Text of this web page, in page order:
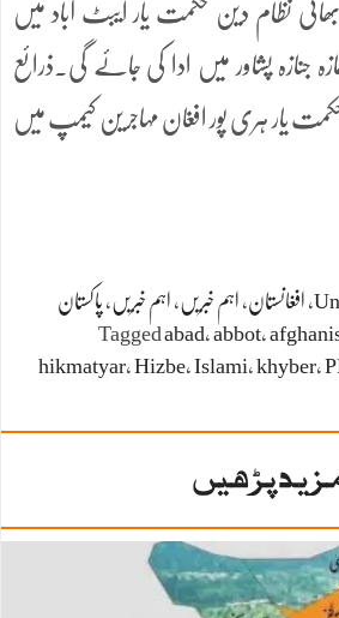
نظام دین حکمت یار ایبٹ آباد میں
جنازہ پشاور میں ادا کی جائے گی۔ذرائع
یار ہری پور افغان مہاجرین کیمپ میں
، افغانستان، اہم خبریں ، اہم خبریں ، پاکستان
Tagged abad، abbot،
hikmatyar، Hizbe، Islami، khyber،
پڑھیں